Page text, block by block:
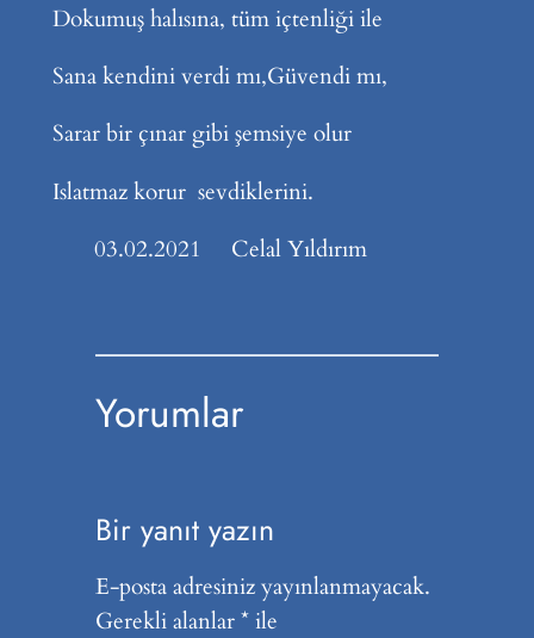
Dokumuş halısına, tüm içtenliği ile
Sana kendini verdi mı,Güvendi mı,
Sarar bir çınar gibi şemsiye olur
Islatmaz korur sevdiklerini.
03.02.2021 Celal Yıldırım
Yorumlar
Bir yanıt yazın
E-posta adresiniz yayınlanmayacak.
Gerekli alanlar*ile